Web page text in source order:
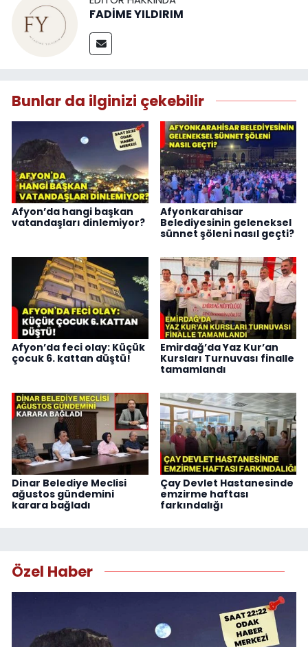
FADİME YILDIRIM
Bunlar da ilginizi çekebilir
Afyon’da hangi başkan
vatandaşları dinlemiyor?
Afyonkarahisar
Belediyesinin geleneksel
sünnet şöleni nasıl geçti?
Afyon’da feci olay: Küçük
çocuk 6. kattan düştü!
Emirdağ’da Yaz Kur’an
Kursları Turnuvası finalle
tamamlandı
Dinar Belediye Meclisi
ağustos gündemini
karara bağladı
Çay Devlet Hastanesinde
emzirme haftası
farkındalığı
Özel Haber